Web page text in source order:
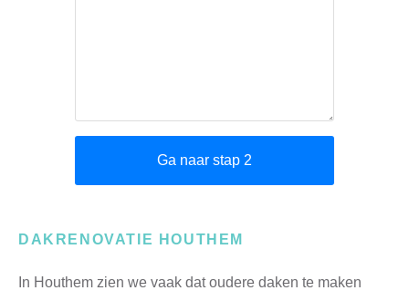
DAKRENOVATIE HOUTHEM
In Houthem zien we vaak dat oudere daken te maken